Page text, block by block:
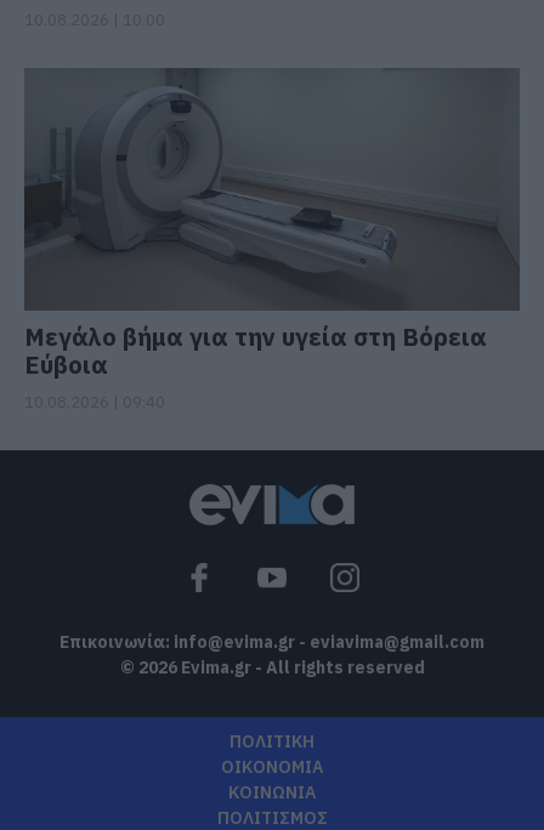
Μεγάλο βήμα για την υγεία στη Βόρεια
Εύβοια
Επικοινωνία: info@evima.gr - eviavima@gmail.com
© 2026 Evima.gr - All rights reserved
ΠΟΛΙΤΙΚΗ
ΟΙΚΟΝΟΜΙΑ
ΚΟΙΝΩΝΙΑ
ΠΟΛΙΤΙΣΜΟΣ